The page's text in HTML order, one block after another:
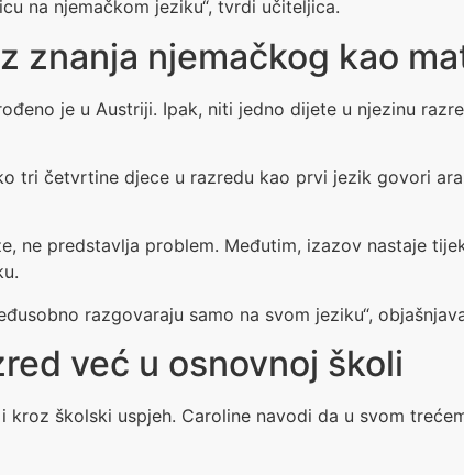
na njemačkom jeziku“, tvrdi učiteljica.
znanja njemačkog kao
je u Austriji. Ipak, niti jedno dijete u njezinu
tri četvrtine djece u razredu kao prvi jezik govori
ne predstavlja problem. Međutim, izazov nastaje
razgovaraju samo na svom jeziku“,
već u osnovnoj školi
školski uspjeh. Caroline navodi da u svom